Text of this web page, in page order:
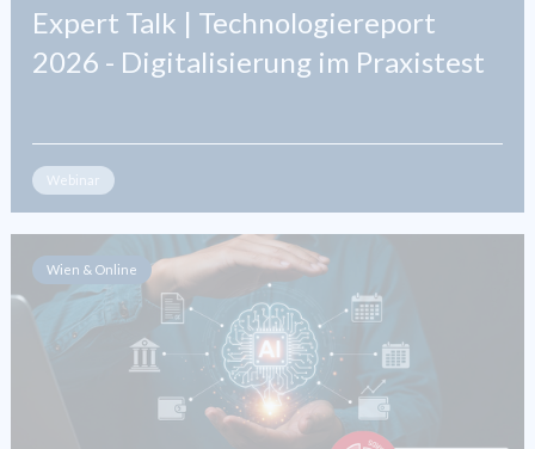
Expert Talk | Technologiereport
2026 - Digitalisierung im Praxistest
Webinar
Wien & Online